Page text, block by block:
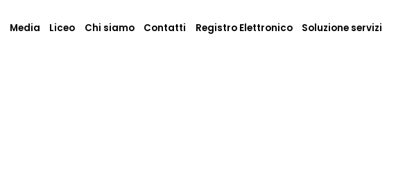
Media Liceo Chi siamo Contatti Registro Elettronico Soluzione servizi